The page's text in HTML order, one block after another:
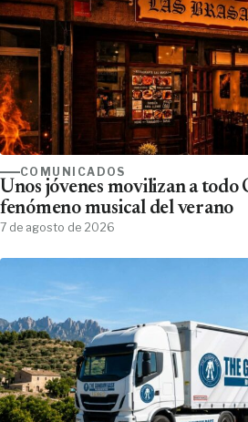
COMUNICADOS
Unos jóvenes movilizan a todo
fenómeno musical del verano
7 de agosto de 2026